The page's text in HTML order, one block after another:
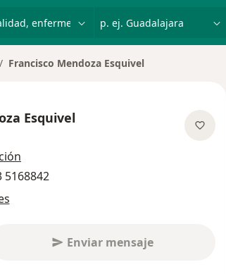
Francisco Mendoza Esquivel
Esquivel
5168842
Enviar mensaje